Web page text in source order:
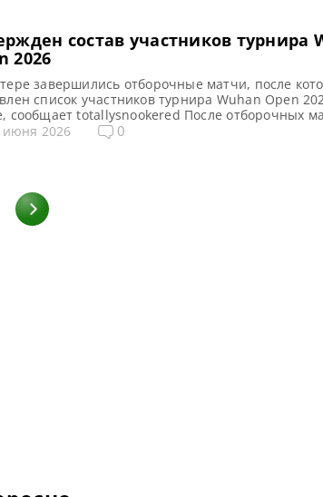
состав участников турнира
2026
завершились отборочные матчи, после
список участников турнира Wuhan Open
сообщает totallysnookered После отборочных
Open, состоявшихся на прошлой неделе,
состав претендентов на участие […]
июня 2026 0